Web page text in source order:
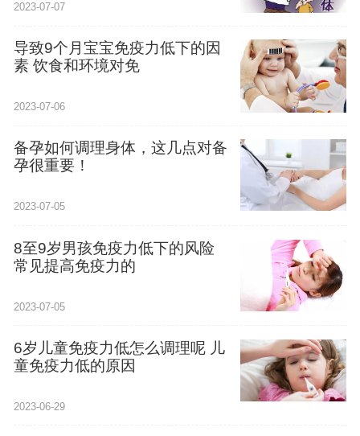
2023-07-07
导致9个月宝宝免疫力低下的因
素 饮食和环境对免
2023-07-06
备孕如何调理身体，这几点对备
孕很重要！
2023-07-05
8至9岁男孩免疫力低下的风险
常见提高免疫力的
2023-07-05
6岁儿童免疫力低怎么调理呢 儿
童免疫力低的原因
2023-06-29